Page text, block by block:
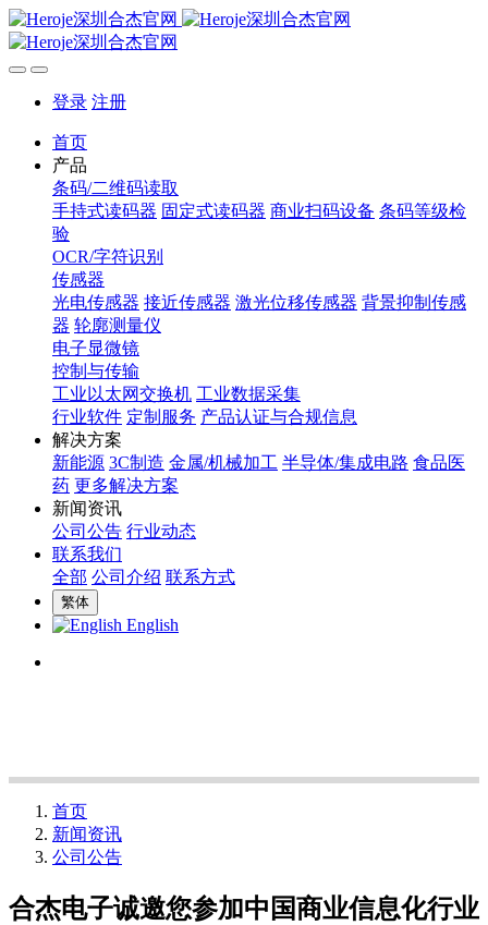
登录 注册
首页
产品
条码/二维码读取
手持式读码器 固定式读码器 商业扫码设备 条码等级检
验
OCR/字符识别
传感器
光电传感器 接近传感器 激光位移传感器 背景抑制传感
器 轮廓测量仪
电子显微镜
控制与传输
工业以太网交换机 工业数据采集
行业软件 定制服务 产品认证与合规信息
解决方案
新能源 3C制造 金属/机械加工 半导体/集成电路 食品医
药 更多解决方案
新闻资讯
公司公告 行业动态
联系我们
全部 公司介绍 联系方式
繁体
English
首页
新闻资讯
公司公告
合杰电子诚邀您参加中国商业信息化行业